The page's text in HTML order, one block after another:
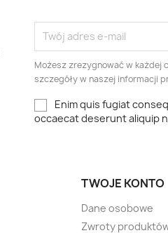
Możesz zrezygnować w każdej
szczegóły w naszej informacji
Enim quis fugiat
occaecat deserunt aliquip
TWOJE KONTO
Dane osobowe
Zwroty